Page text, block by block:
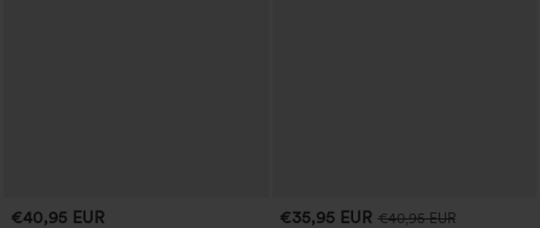
€40,95 EUR €35,95 EUR €40,95 EUR